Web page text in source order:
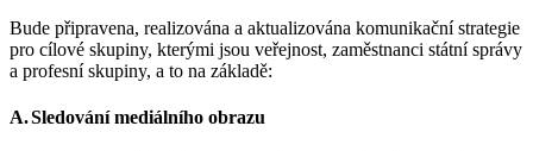
Bude připravena, realizována a aktualizována komunikační strategie
pro cílové skupiny, kterými jsou veřejnost, zaměstnanci státní správy
a profesní skupiny, a to na základě:
A.Sledování mediálního obrazu